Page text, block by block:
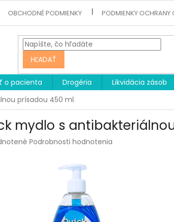
OBCHODNÉ PODMIENKY PODMIENKY OCHRANY
HĽADAŤ
o pacienta Drogéria Likvidácia zásob
prísadou 450 ml
mydlo s
Podrobnosti hodnotenia